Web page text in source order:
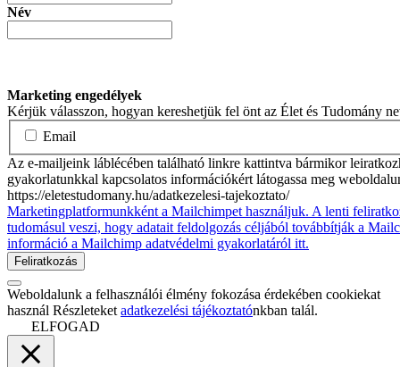
Név
Marketing engedélyek
Kérjük válasszon, hogyan kereshetjük fel önt az Élet és Tudomány
Email
Az e-mailjeink láblécében található linkre kattintva bármikor
gyakorlatunkkal kapcsolatos információkért látogassa meg
https://eletestudomany.hu/adatkezelesi-tajekoztato/
Marketingplatformunkként a Mailchimpet használjuk. A lenti
tudomásul veszi, hogy adatait feldolgozás céljából továbbítják a
információ a Mailchimp adatvédelmi gyakorlatáról itt.
Weboldalunk a felhasználói élmény fokozása érdekében cookiekat
használ Részleteket adatkezelési tájékoztatónkban talál.
ELFOGAD